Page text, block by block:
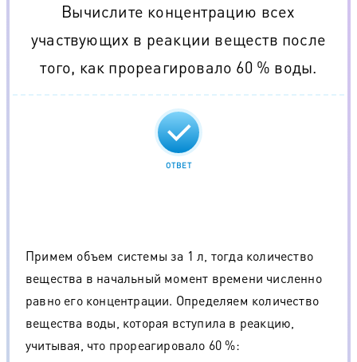
Вычислите концентрацию всех
участвующих в реакции веществ после
того, как прореагировало 60 % воды.
ОТВЕТ
Примем объем системы за 1 л, тогда количество
вещества в начальный момент времени численно
равно его концентрации. Определяем количество
вещества воды, которая вступила в реакцию,
учитывая, что прореагировало 60 %: